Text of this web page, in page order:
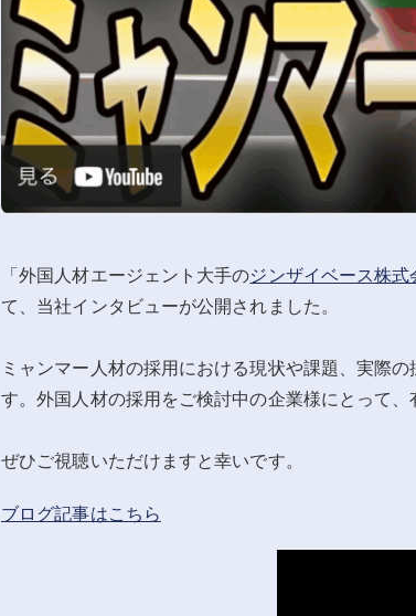
「外国人材エージェント大手のジンザイベース株式
て、当社インタビューが公開されました。
ミャンマー人材の採用における現状や課題、実際
す。外国人材の採用をご検討中の企業様にとって、
ぜひご視聴いただけますと幸いです。
ブログ記事はこちら